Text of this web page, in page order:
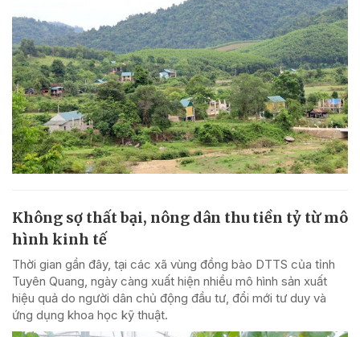
Không sợ thất bại, nông dân thu tiền tỷ từ mô
hình kinh tế
Thời gian gần đây, tại các xã vùng đồng bào DTTS của tỉnh
Tuyên Quang, ngày càng xuất hiện nhiều mô hình sản xuất
hiệu quả do người dân chủ động đầu tư, đổi mới tư duy và
ứng dụng khoa học kỹ thuật.